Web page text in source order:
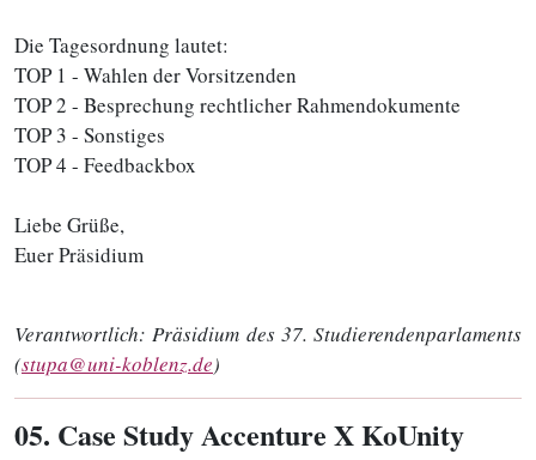
Die Tagesordnung lautet:
TOP 1 - Wahlen der Vorsitzenden
TOP 2 - Besprechung rechtlicher Rahmendokumente
TOP 3 - Sonstiges
TOP 4 - Feedbackbox
Liebe Grüße,
Euer Präsidium
Verantwortlich: Präsidium des 37. Studierendenparlaments
(stupa@uni-koblenz.de)
05. Case Study Accenture X KoUnity